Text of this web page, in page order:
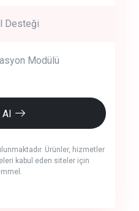
Desteği
Modülü
Al
Ürünler, hizmetler
kabul eden siteler için